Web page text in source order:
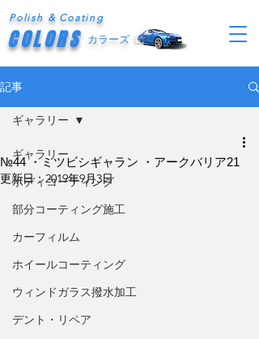
Polish & Coating
COLORS カラーズ
記事
ギャラリー
ボディコーティング
部分コーティング施工
カーフィルム
ホイールコーティング
ウィンドガラス撥水加工
デント・リペア
ギャラリー
№44 ・ミツビシギャラン ・アークバリア21
更新日：2019年9月3日